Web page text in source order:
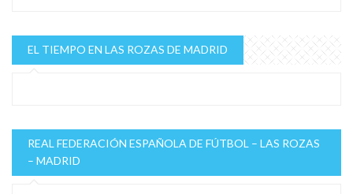
EL TIEMPO EN LAS ROZAS DE MADRID
REAL FEDERACIÓN ESPAÑOLA DE FÚTBOL – LAS ROZAS
– MADRID